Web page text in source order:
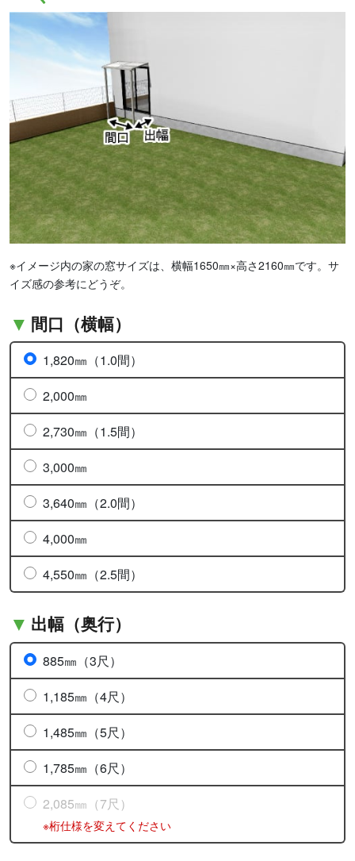
※イメージ内の家の窓サイズは、横幅1650㎜×高さ2160㎜です。サ
イズ感の参考にどうぞ。
間口（横幅）
1,820㎜（1.0間）
2,000㎜
2,730㎜（1.5間）
3,000㎜
3,640㎜（2.0間）
4,000㎜
4,550㎜（2.5間）
出幅（奥行）
885㎜（3尺）
1,185㎜（4尺）
1,485㎜（5尺）
1,785㎜（6尺）
2,085㎜（7尺）
※桁仕様を変えてください